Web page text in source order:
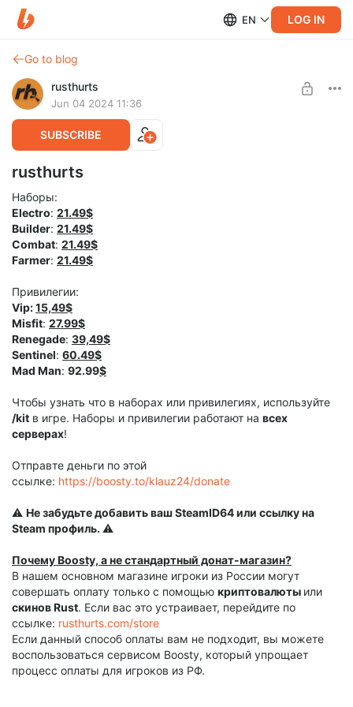
EN LOG IN
Go to blog
rusthurts
Jun 04 2024 11:36
SUBSCRIBE
rusthurts
Наборы:
Electro: 21.49$
Builder: 21.49$
Combat: 21.49$
Farmer: 21.49$
Привилегии:
Vip:15,49$
Misfit: 27.99$
Renegade: 39,49$
Sentinel: 60.49$
Mad Man: 92.99$
Чтобы узнать что в наборах или привилегиях, используйте
/kit в игре. Наборы и привилегии работают на всех
серверах!
Отправте деньги по этой
ссылке: https://boosty.to/klauz24/donate
⚠️ Не забудьте добавить ваш SteamID64 или ссылку на
Steam профиль. ⚠️
Почему Boosty, а не стандартный донат-магазин?
В нашем основном магазине игроки из России могут
совершать оплату только с помощью криптовалюты или
скинов Rust. Если вас это устраивает, перейдите по
ссылке: rusthurts.com/store
Если данный способ оплаты вам не подходит, вы можете
воспользоваться сервисом Boosty, который упрощает
процесс оплаты для игроков из РФ.